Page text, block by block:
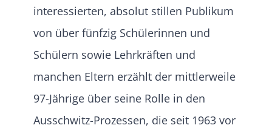
interessierten, absolut stillen Publikum
von über fünfzig Schülerinnen und
Schülern sowie Lehrkräften und
manchen Eltern erzählt der mittlerweile
97-Jährige über seine Rolle in den
Ausschwitz-Prozessen, die seit 1963 vor